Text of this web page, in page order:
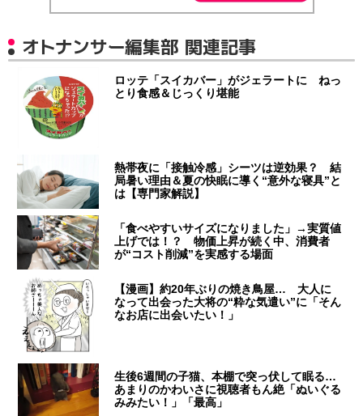
オトナンサー編集部 関連記事
ロッテ「スイカバー」がジェラートに ねっ
とり食感＆じっくり堪能
熱帯夜に「接触冷感」シーツは逆効果？ 結
局暑い理由＆夏の快眠に導く“意外な寝具”と
は【専門家解説】
「食べやすいサイズになりました」→実質値
上げでは！？ 物価上昇が続く中、消費者
が“コスト削減”を実感する場面
【漫画】約20年ぶりの焼き鳥屋… 大人に
なって出会った大将の“粋な気遣い”に「そん
なお店に出会いたい！」
生後6週間の子猫、本棚で突っ伏して眠る…
あまりのかわいさに視聴者もん絶「ぬいぐる
みみたい！」「最高」